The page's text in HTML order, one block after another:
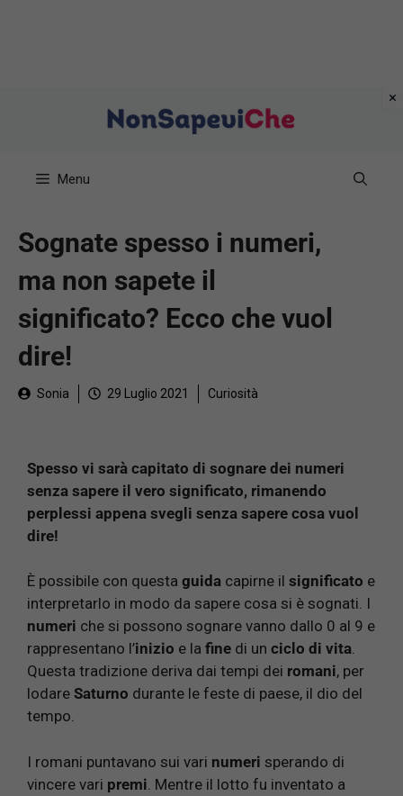
Menu
Sognate spesso i numeri,
ma non sapete il
significato? Ecco che vuol
dire!
Sonia 29 Luglio 2021 Curiosità
Spesso vi sarà capitato di sognare dei numeri
senza sapere il vero significato, rimanendo
perplessi appena svegli senza sapere cosa vuol
dire!
È possibile con questa guida capirne il significato e
interpretarlo in modo da sapere cosa si è sognati. I
numeri che si possono sognare vanno dallo 0 al 9 e
rappresentano l’inizio e la fine di un ciclo di vita.
Questa tradizione deriva dai tempi dei romani, per
lodare Saturno durante le feste di paese, il dio del
tempo.
I romani puntavano sui vari numeri sperando di
vincere vari premi . Mentre il lotto fu inventato a